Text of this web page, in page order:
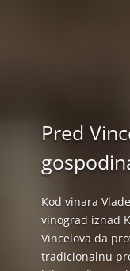
Pred
Kod vinara
vinograd iznad
Vincelova da
tradicionalnu